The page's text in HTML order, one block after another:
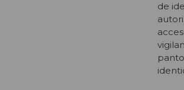
de